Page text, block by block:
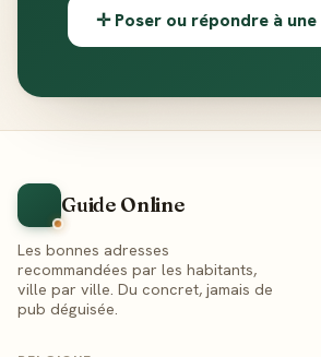
✛ Poser ou répondre à
Guide Online
Les bonnes adresses
recommandées par les habitants,
ville par ville. Du concret, jamais de
pub déguisée.